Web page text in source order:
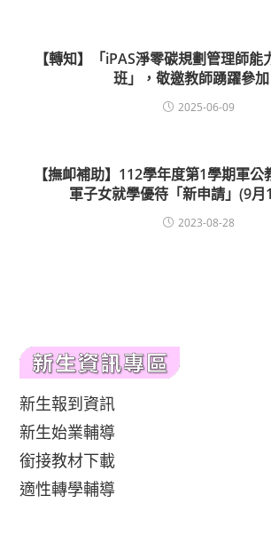
【轉知】「iPAS淨零碳規劃管理師
班」，敬邀教師踴躍參加
2025-06-09
【撫卹補助】112學年度第1學期軍
軍子女就學優待「新申請」(9月
2023-08-28
新生報到資訊
新生始業輔導
銜接教材下載
適性轉學輔導